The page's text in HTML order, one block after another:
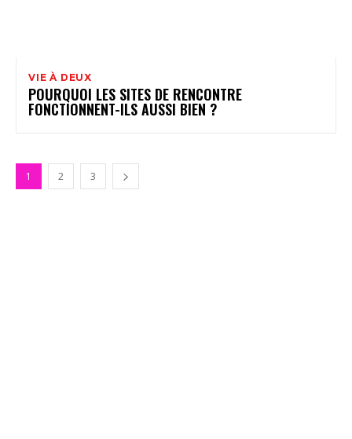
VIE À DEUX
POURQUOI LES SITES DE RENCONTRE
FONCTIONNENT-ILS AUSSI BIEN ?
1 2 3